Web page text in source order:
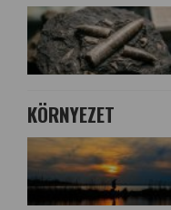
KÖRNYEZET